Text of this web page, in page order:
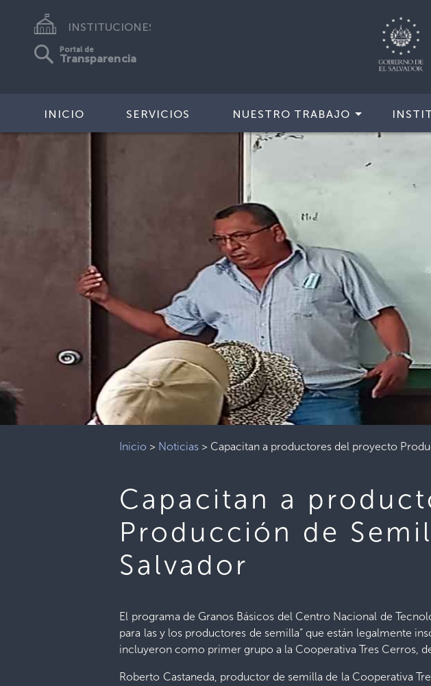
INSTITUCIONES
Portal de
Transparencia
INICIO SERVICIOS NUESTRO TRABAJO
Inicio > Noticias > Capacitan a productores del proyecto
Capacitan a
Producción de
Salvador
El programa de Granos Básicos del Centro Nacional de
para las y los productores de semilla” que están legalmente
incluyeron como primer grupo a la Cooperativa Tres Cerros,
Roberto Castaneda, productor de semilla de la Cooperativa